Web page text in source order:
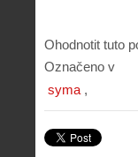
Ohodnotit tuto
Označeno v
syma